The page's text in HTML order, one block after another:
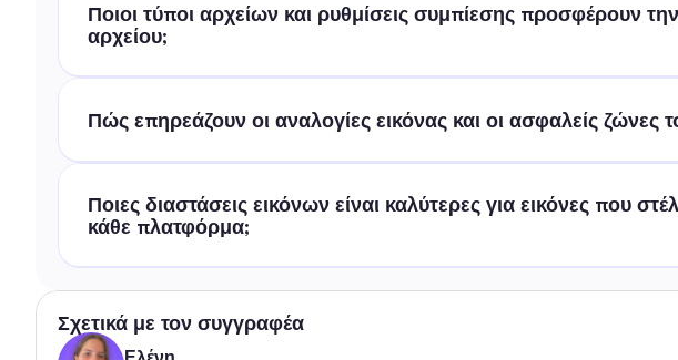
Ποιοι τύποι αρχείων και ρυθμίσεις συμπίεσης προσφέρουν
αρχείου;
Πώς επηρεάζουν οι αναλογίες εικόνας και οι ασφαλείς ζώνες
Ποιες διαστάσεις εικόνων είναι καλύτερες για εικόνες που
κάθε πλατφόρμα;
Σχετικά με τον συγγραφέα